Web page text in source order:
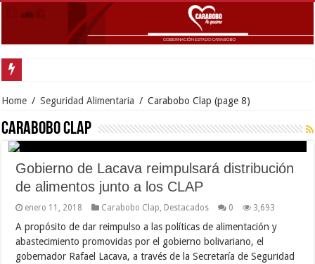
Home / Seguridad Alimentaria / Carabobo Clap (page 8)
Carabobo Clap
Gobierno de Lacava reimpulsará distribución
de alimentos junto a los CLAP
enero 11, 2018 Carabobo Clap Destacados 0 3,693
A propósito de dar reimpulso a las políticas de alimentación y
abastecimiento promovidas por el gobierno bolivariano, el
gobernador Rafael Lacava, a través de la Secretaría de Seguridad